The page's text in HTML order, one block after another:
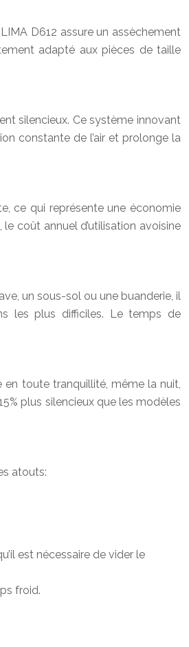
D612 assure un assèchement
adapté aux pièces de taille
silencieux. Ce système innovant
constante de l’air et prolonge la
ce qui représente une économie
coût annuel d’utilisation avoisine
un sous-sol ou une buanderie, il
les plus difficiles. Le temps de
toute tranquillité, même la nuit,
plus silencieux que les modèles
atouts:
est nécessaire de vider le
froid.